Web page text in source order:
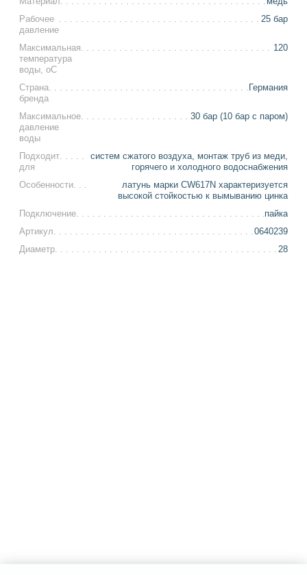
Рабочее
давление
25 бар
Максимальная
температура
воды, оС
120
Страна
бренда
Германия
Максимальное
давление
воды
30 бар (10 бар с паром)
Подходит
для
систем сжатого воздуха, монтаж труб из меди,
горячего и холодного водоснабжения
Особенности
латунь марки CW617N характеризуется
высокой стойкостью к вымыванию цинка
Подключение
пайка
Артикул
0640239
Диаметр
28